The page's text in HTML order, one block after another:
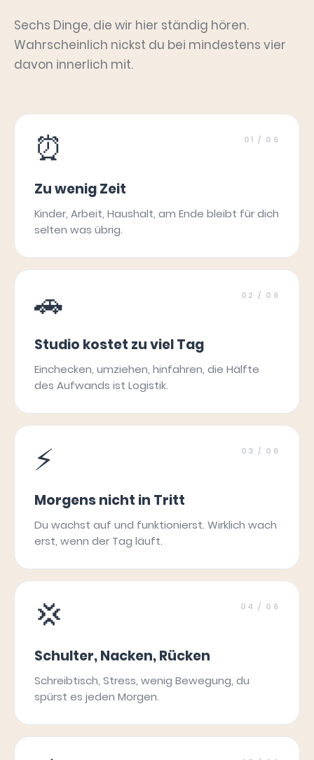
Sechs Dinge, die wir hier ständig hören.
Wahrscheinlich nickst du bei mindestens vier
davon innerlich mit.
⏰ 01 / 06
Zu wenig Zeit
Kinder, Arbeit, Haushalt, am Ende bleibt für dich
selten was übrig.
🚗 02 / 06
Studio kostet zu viel Tag
Einchecken, umziehen, hinfahren, die Hälfte
des Aufwands ist Logistik.
⚡ 03 / 06
Morgens nicht in Tritt
Du wachst auf und funktionierst. Wirklich wach
erst, wenn der Tag läuft.
💢 04 / 06
Schulter, Nacken, Rücken
Schreibtisch, Stress, wenig Bewegung, du
spürst es jeden Morgen.